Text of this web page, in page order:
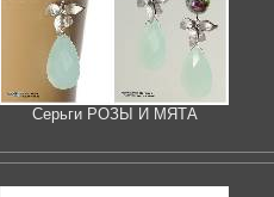
Серьги РОЗЫ И МЯТА